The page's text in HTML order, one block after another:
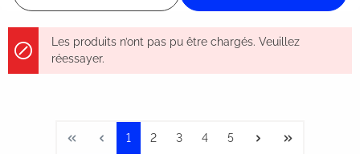
Les produits n’ont pas pu être chargés. Veuillez
réessayer.
1 2 3 4 5